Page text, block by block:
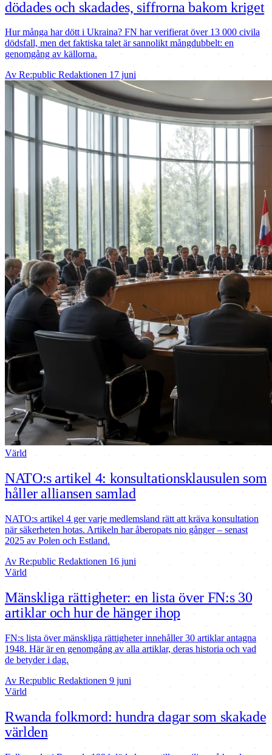
dödades och skadades, siffrorna bakom kriget
Hur många har dött i Ukraina? FN har verifierat över 13 000 civila
dödsfall, men det faktiska talet är sannolikt mångdubbelt: en
genomgång av källorna.
Av Re:public Redaktionen 17 juni
Värld
NATO:s artikel 4: konsultationsklausulen som
håller alliansen samlad
NATO:s artikel 4 ger varje medlemsland rätt att kräva konsultation
när säkerheten hotas. Artikeln har åberopats nio gånger – senast
2025 av Polen och Estland.
Av Re:public Redaktionen 16 juni
Värld
Mänskliga rättigheter: en lista över FN:s 30
artiklar och hur de hänger ihop
FN:s lista över mänskliga rättigheter innehåller 30 artiklar antagna
1948. Här är en genomgång av alla artiklar, deras historia och vad
de betyder i dag.
Av Re:public Redaktionen 9 juni
Värld
Rwanda folkmord: hundra dagar som skakade
världen